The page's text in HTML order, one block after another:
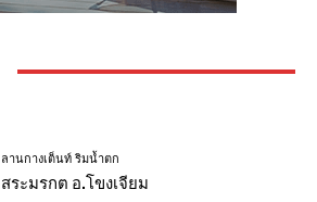
ลานกางเต็นท์ ริมน้ำตก
สระมรกต อ.โขงเจียม